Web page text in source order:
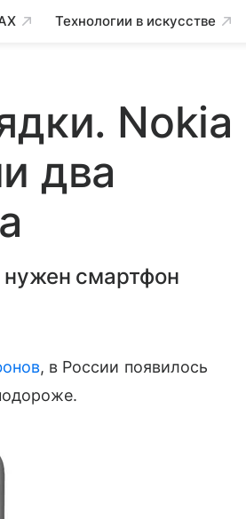
Технологии в искусстве
Nokia
два
нужен смартфон
, в России появилось